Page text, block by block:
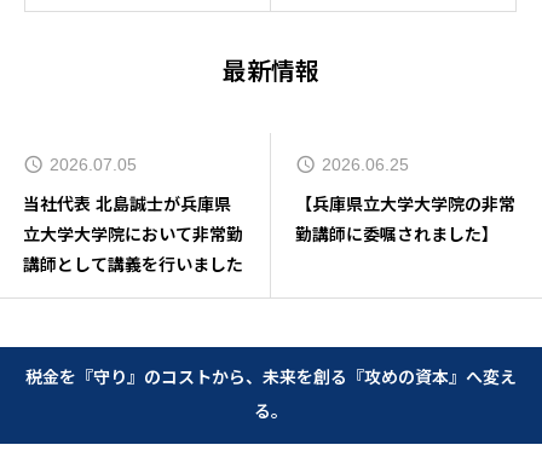
最新情報
2026.07.05
当社代表 北島誠士が兵庫県
立大学大学院において非常勤
講師として講義を行いました
2026.06.25
【兵庫県立大学大学院の非常
勤講師に委嘱されました】
税金を『守り』のコストから、未来を創る『攻めの資本』へ変え
る。